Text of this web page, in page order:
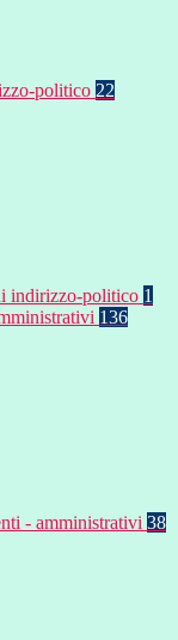
politico 22
indirizzo-politico 1
136
- amministrativi 38